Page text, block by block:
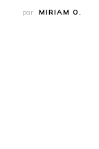
par MIRIAM O.